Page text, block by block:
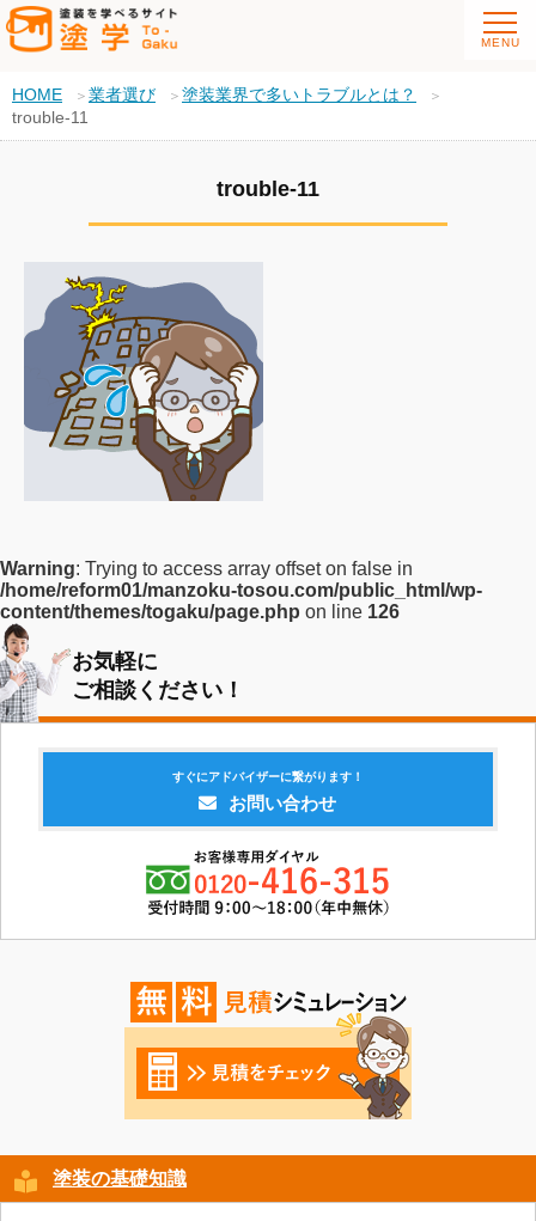
HOME 業者選び
塗装業界で多いトラブルとは？
trouble-11
trouble-11
Warning: Trying to access array offset on false in
/home/reform01/manzoku-tosou.com/public_html/wp-
content/themes/togaku/page.php on line 126
お気軽に
ご相談ください！
すぐにアドバイザーに繋がります！
お問い合わせ
塗装の基礎知識